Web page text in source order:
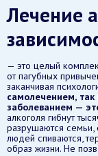
Лечение
— это целый
от пагубных
заканчивая
самолечением,
заболеванием —
алкоголя гибнут
разрушаются семьи,
людей спиваются,
образ жизни. Не